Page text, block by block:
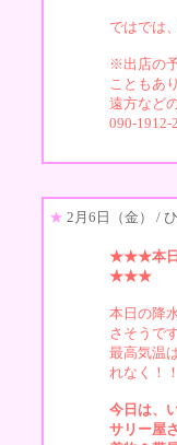
ではでは
※出店の
こともあ
遠方など
090-1912-
★ 2月6日（金） /
★★★本日
★★★
本日の降
さそうで
最高気温
れなく！！
今日は、
サリー屋